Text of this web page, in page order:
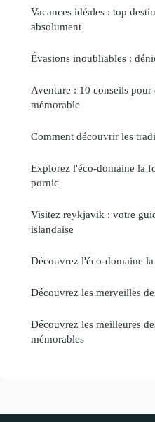
Vacances idéales : top
absolument
Évasions inoubliables :
Aventure : 10 conseils
mémorable
Comment découvrir les
Explorez l'éco-domaine la
pornic
Visitez reykjavik : votre
islandaise
Découvrez l'éco-domaine
Découvrez les merveilles
Découvrez les meilleures
mémorables